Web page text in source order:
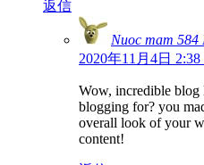
返信
Nuoc mam 584
2020年11月4日
Wow, incredible
blogging for? you
overall look of your
content!